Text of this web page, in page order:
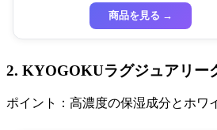
ートマスク ハイドラ 美容液
商品を見る →
2. KYOGOKUラグジュアリー
ポイント：高濃度の保湿成分とホワ